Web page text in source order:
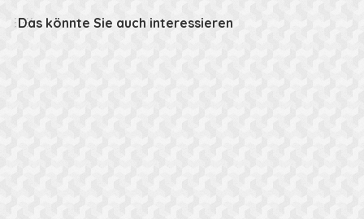
Das könnte Sie auch interessieren